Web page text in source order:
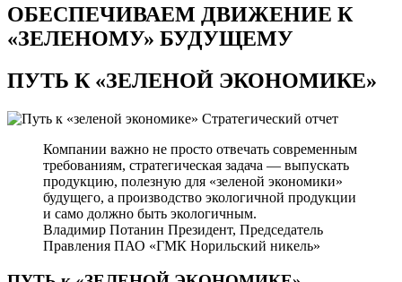
ОБЕСПЕЧИВАЕМ ДВИЖЕНИЕ К
«ЗЕЛЕНОМУ» БУДУЩЕМУ
ПУТЬ К«ЗЕЛЕНОЙ ЭКОНОМИКЕ»
Стратегический отчет
Компании важно не просто отвечать современным
требованиям, стратегическая задача — выпускать
продукцию, полезную для «зеленой экономики»
будущего, а производство экологичной продукции
и само должно быть экологичным.
Владимир Потанин Президент, Председатель
Правления ПАО «ГМК Норильский никель»